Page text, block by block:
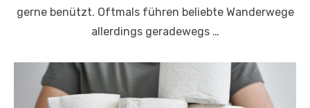
gerne benützt. Oftmals führen beliebte Wanderwege
allerdings geradewegs …